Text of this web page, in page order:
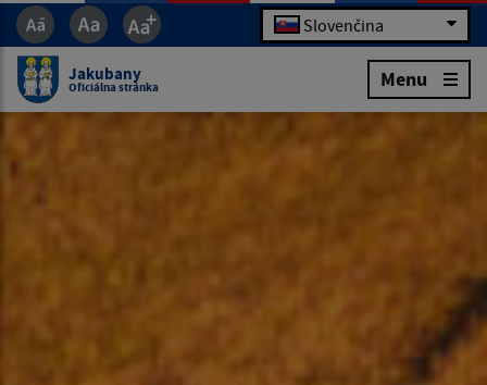
Slovenčina
Jakubany
Oficiálna stránka Menu